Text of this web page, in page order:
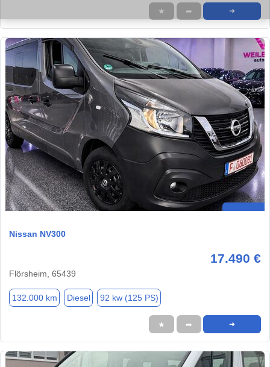
★ ➦ ➜
Nissan NV300
17.490 €
Flörsheim, 65439
132.000 km Diesel 92 kw (125 PS)
★ ➦ ➜